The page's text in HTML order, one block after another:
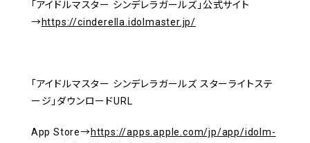
「アイドルマスター シンデレラガールズ」公式サイト
→https://cinderella.idolmaster.jp/
「アイドルマスター シンデレラガールズ スターライトステ
ージ」ダウンロードURL
App Store→https://apps.apple.com/jp/app/idolm-